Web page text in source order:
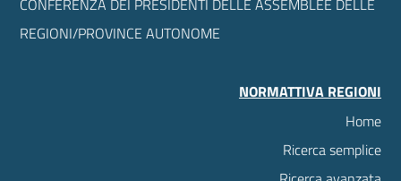
CONFERENZA DEI PRESIDENTI DELLE ASSEMBLEE DELLE
REGIONI/PROVINCE AUTONOME
NORMATTIVA REGIONI
Home
Ricerca semplice